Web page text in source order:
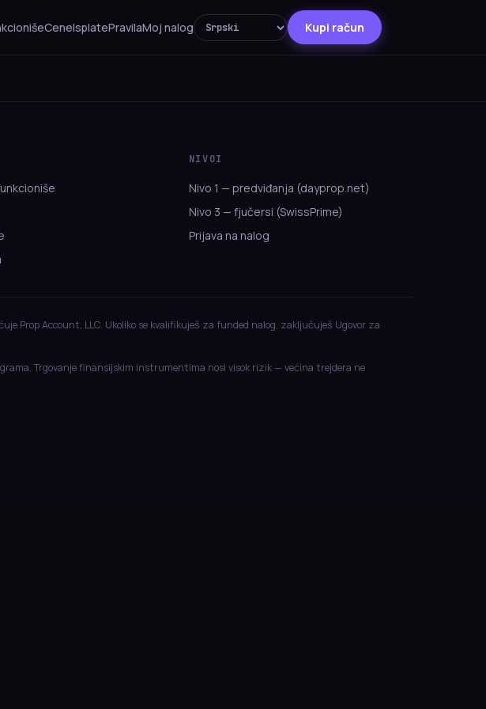
CeneIsplatePravilaMoj nalog Kupi račun
NIVOI
Nivo 1 — predviđanja (dayprop.net)
Nivo 3 — fjučersi (SwissPrime)
Prijava na nalog
Prop Account, LLC. Ukoliko se kvalifikuješ za funded nalog, zaključuješ Ugovor za
Trgovanje finansijskim instrumentima nosi visok rizik — većina trejdera ne